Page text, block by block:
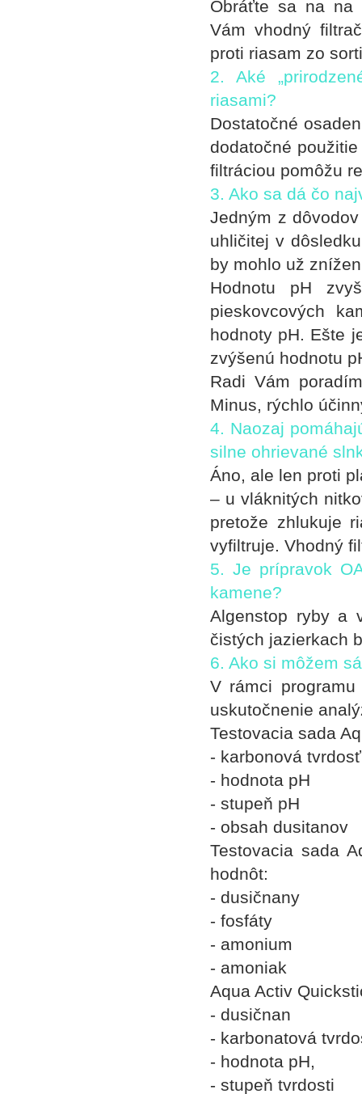
Obráťte sa na na
Vám vhodný
proti riasam zo
2. Aké
riasami?
Dostatočné
dodatočné
filtráciou pomôžu
3. Ako sa dá čo
Jedným z
uhličitej v
by mohlo už
Hodnotu pH
pieskovcových
hodnoty pH. Ešte
zvýšenú hodnotu
Radi Vám
Minus, rýchlo
4. Naozaj
silne ohrievané
Áno, ale len proti
– u vláknitých
pretože zhlukuje
vyfiltruje. Vhodný
5. Je prípravok
kamene?
Algenstop ryby a
čistých jazierkach
6. Ako si môžem
V rámci
uskutočnenie
Testovacia sada
- karbonová tvrdosť
- hodnota pH
- stupeň pH
- obsah dusitanov
Testovacia sada
hodnôt:
- dusičnany
- fosfáty
- amonium
- amoniak
Aqua Activ
- dusičnan
- karbonatová
- hodnota pH,
- stupeň tvrdosti